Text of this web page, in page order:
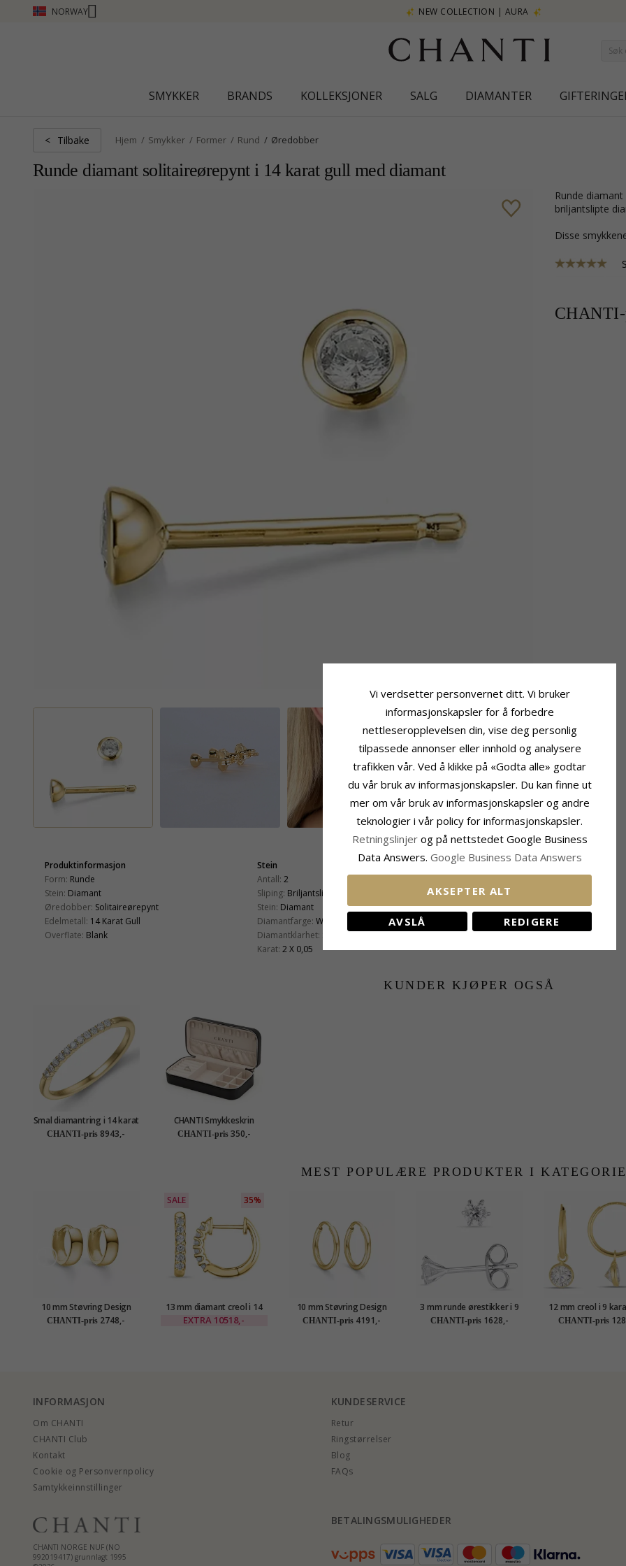
NORWAY NEW COLLECTION | AURA
SMYKKER BRANDS KOLLEKSJONER SALG DIAMANTER
< Tilbake Hjem Smykker Former Rund Øredobber
Runde diamant solitaireørepynt i 14 karat gull med diamant
runde diamant solitaireørepynt i 14 karat gull med blank overflate og 2
briljantslipte
Disse
Produktinformasjon
Form: Runde
Stein: Diamant
Øredobber: Solitaireørepynt
Edelmetall: 14 Karat Gull
Overflate: Blank
Stein
Antall: 2
Sliping: Briljantslipt
Stein: Diamant
Diamantfarge: Wesselton
Diamantklarhet:
Karat: 2 X 0,05
Størrelse
Dybde: 2,2 mm
KUNDER KJØPER OGSÅ
Smal diamantring i 14 karat
gull 0,099 ct
CHANTI-pris 8943,-
CHANTI Smykkeskrin
smykkeskrin i kunstskinn
CHANTI-pris 350,-
MEST POPULÆRE PRODUKTER I
10 mm Støvring Design
creol i 8 karat
CHANTI-pris 2748,-
SALE 35%
13 mm diamant creol i 14
karat gull med diamant
EXTRA 10518,-
10 mm Støvring Design
creol i 14 karat gull
CHANTI-pris 4191,-
3 mm runde ørestikker i 9
karat hvitt gull med zirkon
CHANTI-pris 1628,-
12 mm creol i 9
med zirkon -
Collection
CHANTI-pris
INFORMASJON
Om CHANTI
CHANTI Club
Kontakt
Cookie og Personvernpolicy
Samtykkeinnstillinger
KUNDESERVICE
Retur
Ringstørrelser
Blog
FAQs
CHANTI NORGE NUF (NO
992019417) grunnlagt 1995
BETALINGSMULIGHEDER
Vi verdsetter personvernet ditt. Vi bruker
informasjonskapsler for å forbedre
nettleseropplevelsen din, vise deg personlig
tilpassede annonser eller innhold og analysere
trafikken vår. Ved å klikke på «Godta alle» godtar
du vår bruk av informasjonskapsler. Du kan finne ut
mer om vår bruk av informasjonskapsler og andre
teknologier i vår policy for informasjonskapsler.
Retningslinjer og på nettstedet Google Business
Data Answers. Google Business Data Answers
AKSEPTER ALT
AVSLÅ REDIGERE